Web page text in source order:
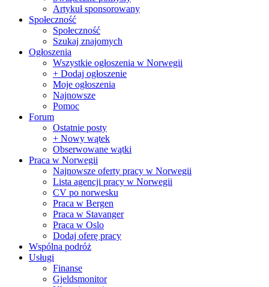
Artykuł sponsorowany
Społeczność
Społeczność
Szukaj znajomych
Ogłoszenia
Wszystkie ogłoszenia w Norwegii
+ Dodaj ogłoszenie
Moje ogłoszenia
Najnowsze
Pomoc
Forum
Ostatnie posty
+ Nowy wątek
Obserwowane wątki
Praca w Norwegii
Najnowsze oferty pracy w Norwegii
Lista agencji pracy w Norwegii
CV po norwesku
Praca w Bergen
Praca w Stavanger
Praca w Oslo
Dodaj oferę pracy
Wspólna podróż
Usługi
Finanse
Gjeldsmonitor